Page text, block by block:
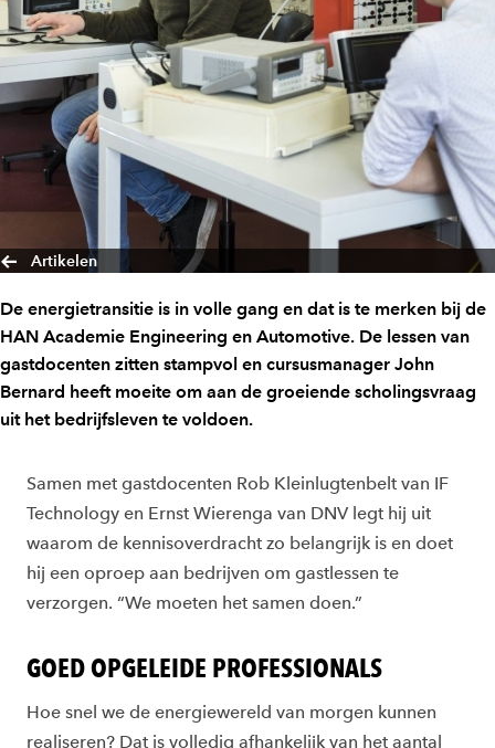
Artikelen
De energietransitie is in volle gang en dat is te merken bij de
HAN Academie Engineering en Automotive. De lessen van
gastdocenten zitten stampvol en cursusmanager John
Bernard heeft moeite om aan de groeiende scholingsvraag
uit het bedrijfsleven te voldoen.
Samen met gastdocenten Rob Kleinlugtenbelt van IF
Technology en Ernst Wierenga van DNV legt hij uit
waarom de kennisoverdracht zo belangrijk is en doet
hij een oproep aan bedrijven om gastlessen te
verzorgen. “We moeten het samen doen.”
GOED OPGELEIDE PROFESSIONALS
Hoe snel we de energiewereld van morgen kunnen
realiseren? Dat is volledig afhankelijk van het aantal